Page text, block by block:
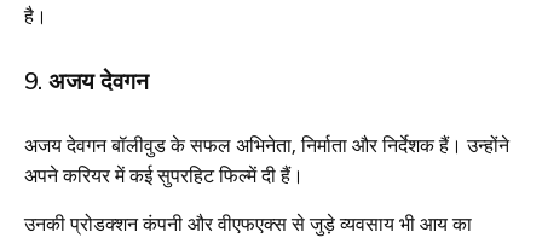
है।
9. अजय देवगन
अजय देवगन बॉलीवुड के सफल अभिनेता, निर्माता और निर्देशक हैं। उन्होंने
अपने करियर में कई सुपरहिट फिल्में दी हैं।
उनकी प्रोडक्शन कंपनी और वीएफएक्स से जुड़े व्यवसाय भी आय का